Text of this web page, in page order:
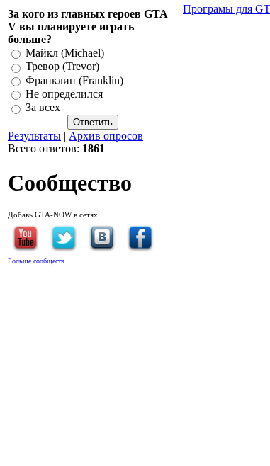
За кого из главных героев GTA
V вы планируете играть
больше?
Майкл (Michael)
Тревор (Trevor)
Франклин (Franklin)
Не определился
За всех
Результаты | Архив опросов
Всего ответов: 1861
Сообщество
Добавь GTA-NOW в сетях
Больше сообществ
Програмы для